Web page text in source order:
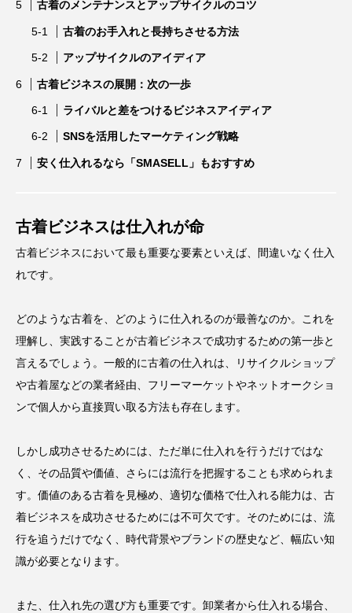
古着のメンテナンスとアップサイクルのコツ
古着のお手入れと長持ちさせる方法
アップサイクルのアイディア
古着ビジネスの展開：次の一歩
ライバルと差をつけるビジネスアイディア
SNSを活用したマーケティング戦略
安く仕入れるなら「SMASELL」もおすすめ
古着ビジネスは仕入れが命
古着ビジネスにおいて最も重要な要素といえば、間違いなく仕入
れです。
どのような古着を、どのように仕入れるのが最善なのか。これを
理解し、実践することが古着ビジネスで成功するための第一歩と
言えるでしょう。一般的に古着の仕入れは、リサイクルショップ
や古着屋などの業者経由、フリーマーケットやネットオークショ
ンで個人から直接買い取る方法も存在します。
しかし成功させるためには、ただ単に仕入れを行うだけではな
く、その品質や価値、さらには流行を把握することも求められま
す。価値のある古着を見極め、適切な価格で仕入れる能力は、古
着ビジネスを成功させるためには不可欠です。そのためには、流
行を追うだけでなく、時代背景やブランドの歴史など、幅広い知
識が必要となります。
また、仕入れ先の選び方も重要です。卸業者から仕入れる場合、